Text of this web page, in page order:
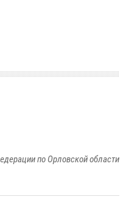
по Орловской области